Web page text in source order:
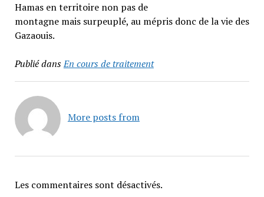
Hamas en territoire non pas de
montagne mais surpeuplé, au mépris donc de la vie des
Gazaouis.
Publié dansEn cours de traitement
More posts from
Les commentaires sont désactivés.